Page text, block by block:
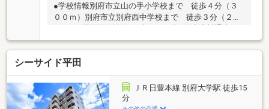
●学校情報別府市立山の手小学校まで 徒歩４分（３
００ｍ）別府市立別府西中学校まで 徒歩３分（２１
で 徒歩３分（１８０ｍ）ドラッグセイムス別府流川
通店まで 徒歩２分（１００ｍ）
シーサイド平田
ＪＲ日豊本線 別府大学駅 徒歩15
分